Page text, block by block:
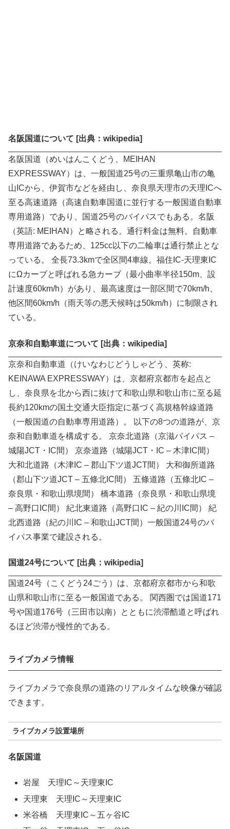
名阪国道について [出典：wikipedia]
名阪国道（めいはんこくどう、MEIHAN
EXPRESSWAY）は、一般国道25号の三重県亀山市の亀
山ICから、伊賀市などを経由し、奈良県天理市の天理ICへ
至る高速道路（高速自動車国道に並行する一般国道自動車
専用道路）であり、国道25号のバイパスでもある。名阪
（英語: MEIHAN）と略される。通行料金は無料。自動車
専用道路であるため、125cc以下の二輪車は通行禁止とな
っている。 全長73.3kmで全区間4車線。福住IC-天理東IC
にΩカーブと呼ばれる急カーブ（最小曲率半径150m、設
計速度60km/h）があり、最高速度は一部区間で70km/h、
他区間60km/h（雨天等の悪天候時は50km/h）に制限され
ている。
京奈和自動車道について [出典：wikipedia]
京奈和自動車道（けいなわじどうしゃどう、英称:
KEINAWA EXPRESSWAY）は、京都府京都市を起点と
し、奈良県を北から西に抜けて和歌山県和歌山市に至る延
長約120kmの国土交通大臣指定に基づく高規格幹線道路
（一般国道の自動車専用道路）。 以下の8つの道路が、京
奈和自動車道を構成する。 京奈北道路（京滋バイパス –
城陽JCT・IC間） 京奈道路（城陽JCT・IC – 木津IC間）
大和北道路（木津IC – 郡山下ツ道JCT間） 大和御所道路
（郡山下ツ道JCT – 五條北IC間） 五條道路（五條北IC –
奈良県・和歌山県境間） 橋本道路（奈良県・和歌山県境
– 高野口IC間） 紀北東道路（高野口IC – 紀の川IC間） 紀
北西道路（紀の川IC – 和歌山JCT間）一般国道24号のバ
イパス事業で建設される。
国道24号について [出典：wikipedia]
国道24号（こくどう24ごう）は、京都府京都市から和歌
山県和歌山市に至る一般国道である。 関西圏では国道171
号や国道176号（三田市以南）とともに渋滞酷道と呼ばれ
るほど渋滞が慢性的である。
ライブカメラ情報
ライブカメラで奈良県の道路のリアルタイムな映像が確認
できます。
ライブカメラ設置場所
名阪国道
岩屋 天理IC～天理東IC
天理東 天理IC～天理東IC
米谷橋 天理東IC～五ヶ谷IC